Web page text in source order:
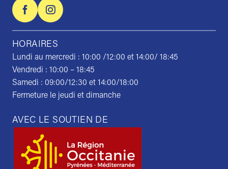
HORAIRES
Lundi au mercredi : 10:00 /12:00 et 14:00/ 18:45
Vendredi : 10:00 – 18:45
Samedi : 09:00/12:30 et 14:00/18:00
Fermeture le jeudi et dimanche
AVEC LE SOUTIEN DE